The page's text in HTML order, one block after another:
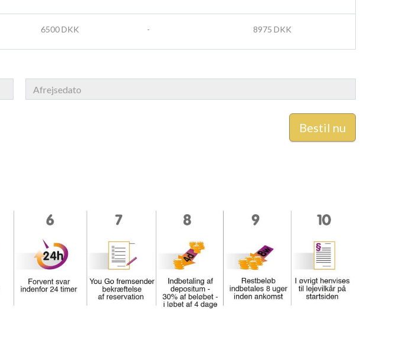
6500 DKK - 8975 DKK